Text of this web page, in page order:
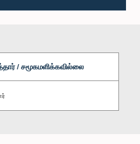
/ சமூகமளிக்கவில்லை